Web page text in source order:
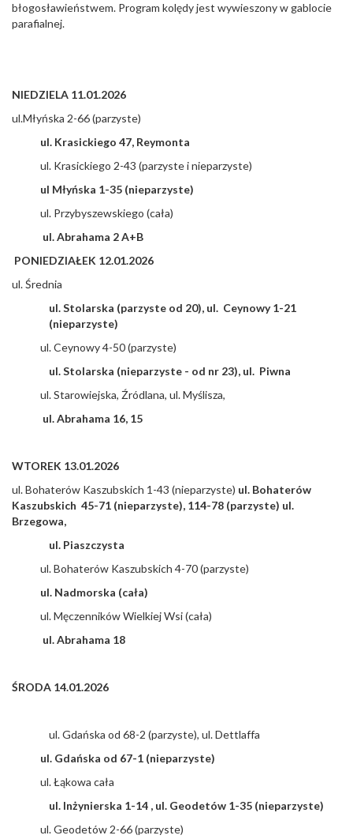
błogosławieństwem. Program kolędy jest wywieszony w gablocie
parafialnej.
NIEDZIELA 11.01.2026
ul.Młyńska 2-66 (parzyste)
ul. Krasickiego 47, Reymonta
ul. Krasickiego 2-43 (parzyste i nieparzyste)
ul Młyńska 1-35 (nieparzyste)
ul. Przybyszewskiego (cała)
ul. Abrahama 2 A+B
PONIEDZIAŁEK 12.01.2026
ul. Średnia
ul. Stolarska (parzyste od 20), ul. Ceynowy 1-21
(nieparzyste)
ul. Ceynowy 4-50 (parzyste)
ul. Stolarska (nieparzyste - od nr 23), ul. Piwna
ul. Starowiejska, Źródlana, ul. Myślisza,
ul. Abrahama 16, 15
WTOREK 13.01.2026
ul. Bohaterów Kaszubskich 1-43 (nieparzyste) ul. Bohaterów
Kaszubskich 45-71 (nieparzyste), 114-78 (parzyste) ul.
Brzegowa,
ul. Piaszczysta
ul. Bohaterów Kaszubskich 4-70 (parzyste)
ul. Nadmorska (cała)
ul. Męczenników Wielkiej Wsi (cała)
ul. Abrahama 18
ŚRODA 14.01.2026
ul. Gdańska od 68-2 (parzyste), ul. Dettlaffa
ul. Gdańska od 67-1 (nieparzyste)
ul. Łąkowa cała
ul. Inżynierska 1-14 , ul. Geodetów 1-35 (nieparzyste)
ul. Geodetów 2-66 (parzyste)